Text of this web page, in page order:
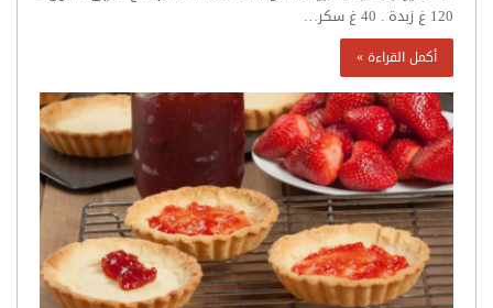
120 غ زبدة . 40 غ سكر…
أكمل القراءة »